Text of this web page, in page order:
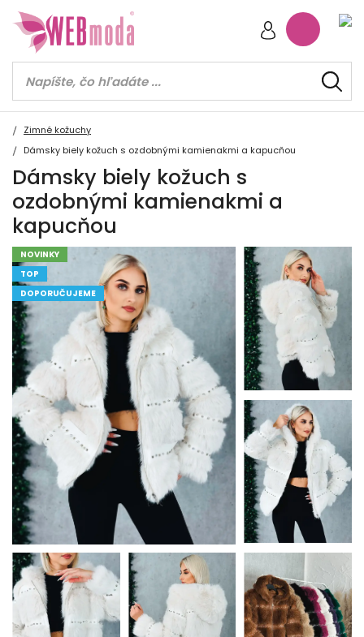
Zimné kožuchy
Dámsky biely kožuch s ozdobnými kamienakmi a kapucňou
Dámsky biely kožuch s
ozdobnými kamienakmi a
kapucňou
NOVINKY
TOP
DOPORUČUJEME